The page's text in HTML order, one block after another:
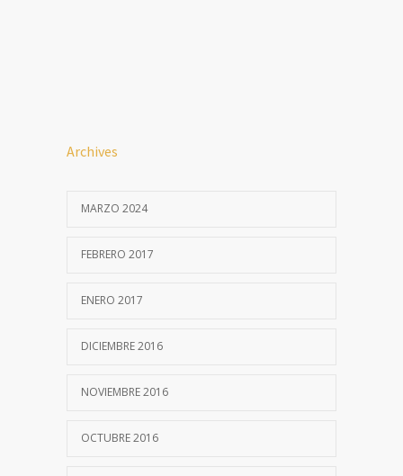
Archives
MARZO 2024
FEBRERO 2017
ENERO 2017
DICIEMBRE 2016
NOVIEMBRE 2016
OCTUBRE 2016